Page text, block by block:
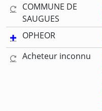
COMMUNE DE
SAUGUES
OPHEOR
Acheteur inconnu